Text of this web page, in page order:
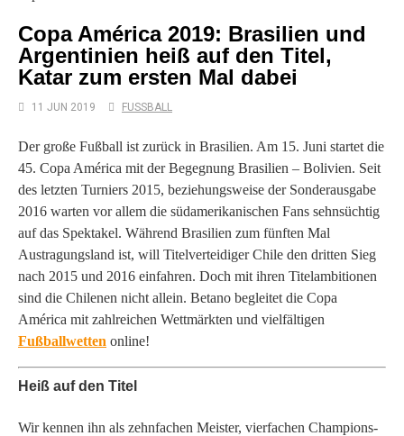
Copa América 2019: Brasilien und
Argentinien heiß auf den Titel,
Katar zum ersten Mal dabei
11 JUN 2019 FUSSBALL
Der große Fußball ist zurück in Brasilien. Am 15. Juni startet die
45. Copa América mit der Begegnung Brasilien – Bolivien. Seit
des letzten Turniers 2015, beziehungsweise der Sonderausgabe
2016 warten vor allem die südamerikanischen Fans sehnsüchtig
auf das Spektakel. Während Brasilien zum fünften Mal
Austragungsland ist, will Titelverteidiger Chile den dritten Sieg
nach 2015 und 2016 einfahren. Doch mit ihren Titelambitionen
sind die Chilenen nicht allein. Betano begleitet die Copa
América mit zahlreichen Wettmärkten und vielfältigen
Fußballwetten online!
Heiß auf den Titel
Wir kennen ihn als zehnfachen Meister, vierfachen Champions-